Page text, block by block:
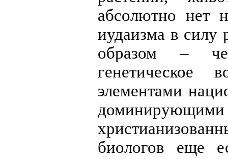
абсолютно нет
иудаизма в силу
образом –
генетическое
элементами
биологов еще